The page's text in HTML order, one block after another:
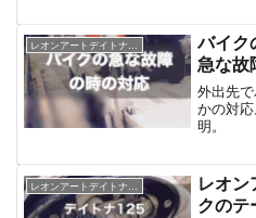
レオンアートデイトナ１２５
バイク
急な故
外出先
かの対
明。
レオンアートデイトナ１２５
レオ
クのテ